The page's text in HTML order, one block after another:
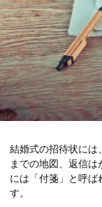
結婚式の招待状には
までの地図、返信
には「付箋」と呼ば
す。